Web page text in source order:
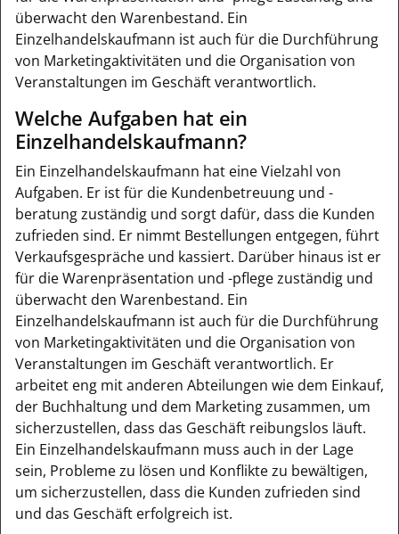
überwacht den Warenbestand. Ein
Einzelhandelskaufmann ist auch für die Durchführung
von Marketingaktivitäten und die Organisation von
Veranstaltungen im Geschäft verantwortlich.
Welche Aufgaben hat ein
Einzelhandelskaufmann?
Ein Einzelhandelskaufmann hat eine Vielzahl von
Aufgaben. Er ist für die Kundenbetreuung und -
beratung zuständig und sorgt dafür, dass die Kunden
zufrieden sind. Er nimmt Bestellungen entgegen, führt
Verkaufsgespräche und kassiert. Darüber hinaus ist er
für die Warenpräsentation und -pflege zuständig und
überwacht den Warenbestand. Ein
Einzelhandelskaufmann ist auch für die Durchführung
von Marketingaktivitäten und die Organisation von
Veranstaltungen im Geschäft verantwortlich. Er
arbeitet eng mit anderen Abteilungen wie dem Einkauf,
der Buchhaltung und dem Marketing zusammen, um
sicherzustellen, dass das Geschäft reibungslos läuft.
Ein Einzelhandelskaufmann muss auch in der Lage
sein, Probleme zu lösen und Konflikte zu bewältigen,
um sicherzustellen, dass die Kunden zufrieden sind
und das Geschäft erfolgreich ist.